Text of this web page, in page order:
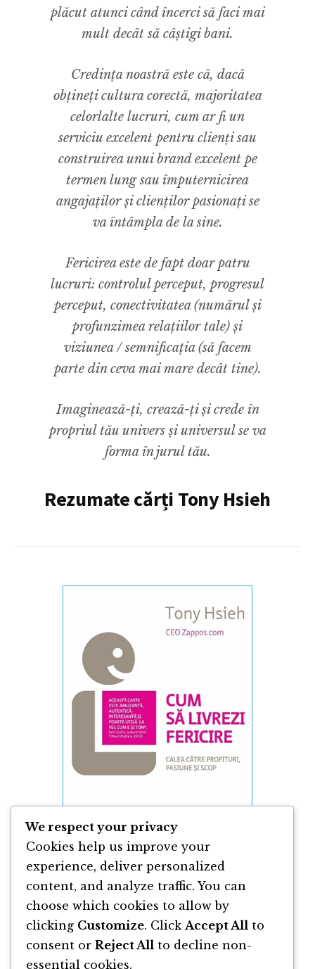
plăcut atunci când încerci să faci mai
mult decât să câștigi bani.
Credința noastră este că, dacă
obțineți cultura corectă, majoritatea
celorlalte lucruri, cum ar fi un
serviciu excelent pentru clienți sau
construirea unui brand excelent pe
termen lung sau împuternicirea
angajaților și clienților pasionați se
va întâmpla de la sine.
Fericirea este de fapt doar patru
lucruri: controlul perceput, progresul
perceput, conectivitatea (numărul și
profunzimea relațiilor tale) și
viziunea / semnificația (să facem
parte din ceva mai mare decât tine).
Imaginează-ți, crează-ți și crede în
propriul tău univers și universul se va
forma în jurul tău.
Rezumate cărți Tony Hsieh
Cum să Livrezi Fericire de Tony Hsieh
By Tony Hsieh
We respect your privacy
Cookies help us improve your
experience, deliver personalized
content, and analyze traffic. You can
choose which cookies to allow by
clicking Customize. Click Accept All to
consent or Reject All to decline non-
essential cookies.